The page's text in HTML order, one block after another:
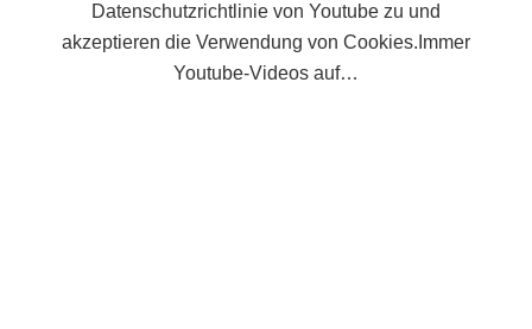
Datenschutzrichtlinie von Youtube zu und
akzeptieren die Verwendung von Cookies.Immer
Youtube-Videos auf…